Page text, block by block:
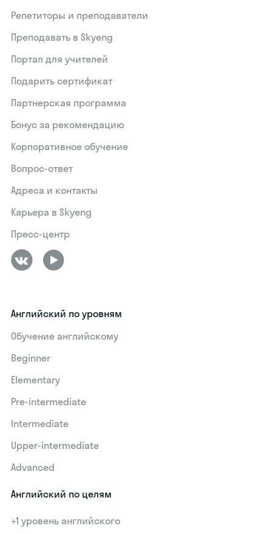
Репетиторы и преподаватели
Преподавать в Skyeng
Портал для учителей
Подарить сертификат
Партнерская программа
Бонус за рекомендацию
Корпоративное обучение
Вопрос-ответ
Адреса и контакты
Карьера в Skyeng
Пресс-центр
Английский по уровням
Обучение английскому
Beginner
Elementary
Pre-intermediate
Intermediate
Upper-intermediate
Advanced
Английский по целям
+1 уровень английского